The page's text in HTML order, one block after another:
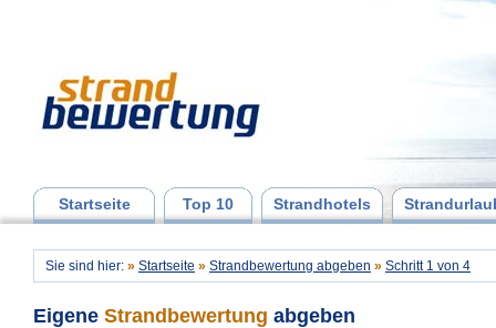
Startseite Top 10 Strandhotels
Sie sind hier: » Startseite » Strandbewertung abgeben » Schritt 1 von 4
Eigene Strandbewertung abgeben